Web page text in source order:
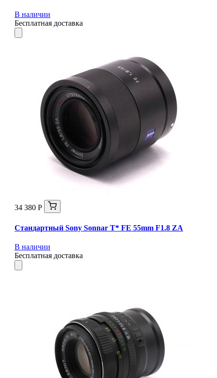
В наличии
Бесплатная доставка
34 380 Р
Стандартный Sony Sonnar T* FE 55mm F1.8 ZA
В наличии
Бесплатная доставка